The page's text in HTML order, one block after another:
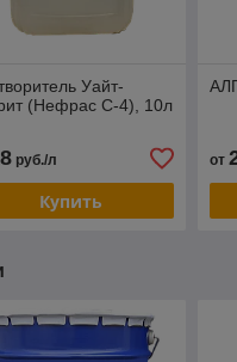
Уайт-
(Нефрас С-4), 10л
руб./л
Купить
от